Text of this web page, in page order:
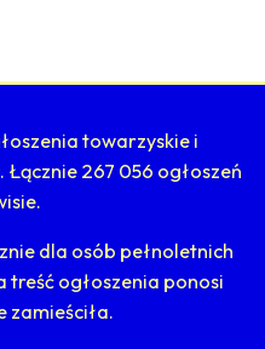
towarzyskie i
267 056 ogłoszeń
dla osób pełnoletnich
treść ogłoszenia ponosi
zamieściła.